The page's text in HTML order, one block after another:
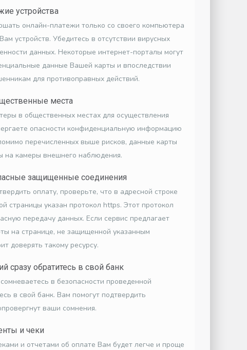
устройства
онлайн-платежи только со своего компьютера
устройств. Убедитесь в отсутствии вирусных
данных. Некоторые интернет-порталы могут
данные Вашей карты и впоследствии
для противоправных действий.
места
в общественных местах для осуществления
опасности конфиденциальную информацию
перечисленных выше рисков, данные карты
на камеры внешнего наблюдения.
защищенные соединения
оплату, проверьте, что в адресной строке
страницы указан протокол https. Этот протокол
передачу данных. Если сервис предлагает
на странице, не защищенной указанным
доверять такому ресурсу.
сразу обратитесь в свой банк
в безопасности проведенной
в свой банк. Вам помогут подтвердить
ваши сомнения.
и чеки
и отчетами об оплате Вам будет легче и проще